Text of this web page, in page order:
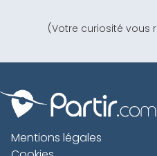
(Votre curiosité vous
Mentions légales